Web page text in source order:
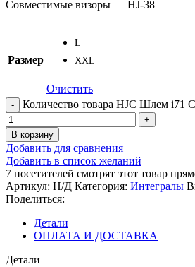
Совместимые визоры — HJ-38
Размер
L
XXL
Очистить
Количество товара HJC Шлем i71
В корзину
Добавить для сравнения
Добавить в список желаний
7 посетителей смотрят этот товар
Артикул: Н/Д Категория: Интегралы
Поделиться:
Детали
ОПЛАТА И ДОСТАВКА
Детали